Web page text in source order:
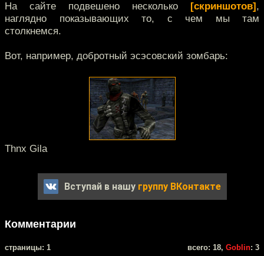
На сайте подвешено несколько [скриншотов],
наглядно показывающих то, с чем мы там
столкнемся.
Вот, например, добротный эсэсовский зомбарь:
Thnx Gila
Вступай в нашу группу ВКонтакте
Комментарии
cтраницы: 1 всего: 18, Goblin: 3